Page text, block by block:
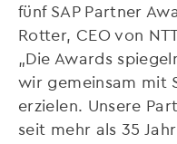
fünf SAP Partner
Rotter, CEO von
„Die Awards
wir gemeinsam mit
erzielen. Unsere
seit mehr als 35